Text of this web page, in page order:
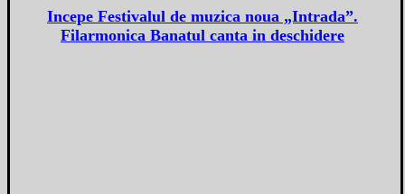
Incepe Festivalul de muzica noua „Intrada”.
Filarmonica Banatul canta in deschidere